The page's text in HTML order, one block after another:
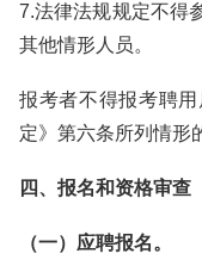
7.法律法规规定不得
其他情形人员。
报考者不得报考聘
定》第六条所列情形
四、报名和资格审查
（一）应聘报名。